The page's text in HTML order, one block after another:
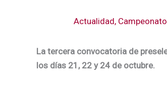
Actualidad,
La tercera convocatoria de
los días 21, 22 y 24 de octubre.